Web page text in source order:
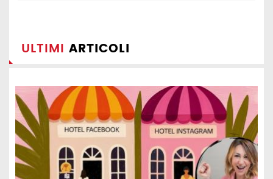
ULTIMI ARTICOLI